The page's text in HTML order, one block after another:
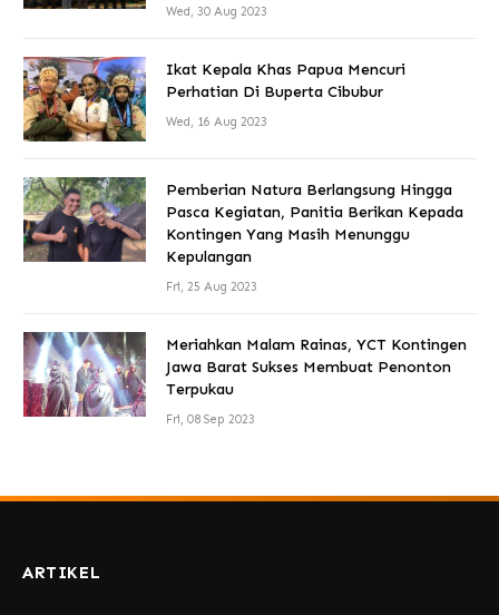
Wed, 30 Aug 2023
Ikat Kepala Khas Papua Mencuri
Perhatian Di Buperta Cibubur
Wed, 16 Aug 2023
Pemberian Natura Berlangsung Hingga
Pasca Kegiatan, Panitia Berikan Kepada
Kontingen Yang Masih Menunggu
Kepulangan
Fri, 25 Aug 2023
Meriahkan Malam Rainas, YCT Kontingen
Jawa Barat Sukses Membuat Penonton
Terpukau
Fri, 08 Sep 2023
ARTIKEL